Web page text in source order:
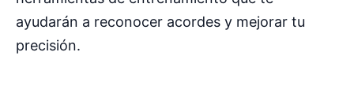
ayudarán a reconocer acordes y mejorar tu
precisión.